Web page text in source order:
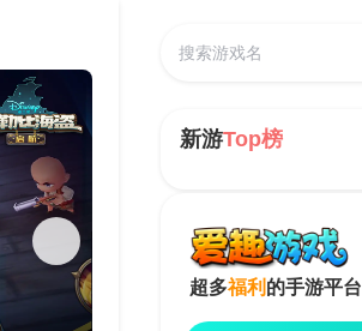
新游Top榜
超多福利 的手游平台